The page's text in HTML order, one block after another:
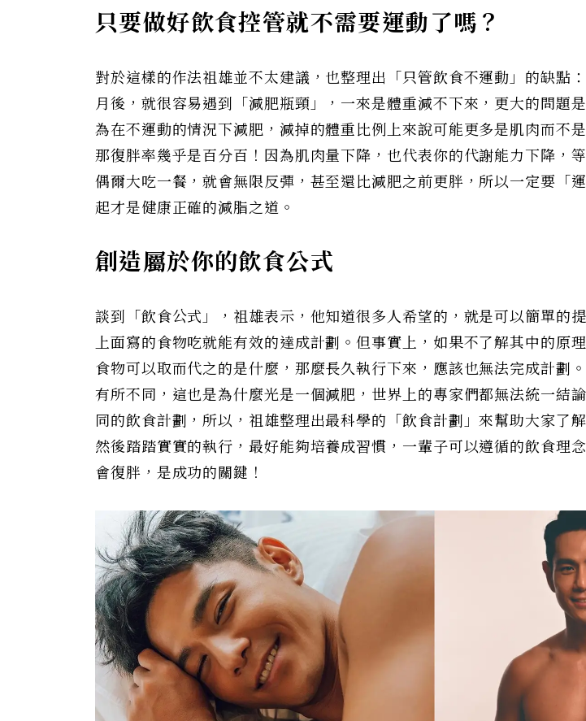
只要做好飲食控管就不需要運動了嗎？
對於這樣的作法祖雄並不太建議，也整理出「只管飲食不運動」的缺點
月後，就很容易遇到「減肥瓶頸」，一來是體重減不下來，更大的問題
為在不運動的情況下減肥，減掉的體重比例上來說可能更多是肌肉而不
那復胖率幾乎是百分百！因為肌肉量下降，也代表你的代謝能力下降，
偶爾大吃一餐，就會無限反彈，甚至還比減肥之前更胖，所以一定要「
起才是健康正確的減脂之道。
創造屬於你的飲食公式
談到「飲食公式」，祖雄表示，他知道很多人希望的，就是可以簡單的
上面寫的食物吃就能有效的達成計劃。但事實上，如果不了解其中的原
食物可以取而代之的是什麼，那麼長久執行下來，應該也無法完成計劃
有所不同，這也是為什麼光是一個減肥，世界上的專家們都無法統一結
同的飲食計劃，所以，祖雄整理出最科學的「飲食計劃」來幫助大家了
然後踏踏實實的執行，最好能夠培養成習慣，一輩子可以遵循的飲食理
會復胖，是成功的關鍵！